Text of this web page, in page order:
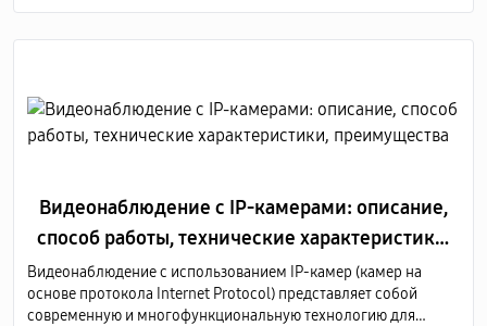
сети или через Интернет.
Видеонаблюдение с IP-камерами: описание,
способ работы, технические характеристики,
преимущества
Видеонаблюдение с использованием IP-камер (камер на
основе протокола Internet Protocol) представляет собой
современную и многофункциональную технологию для